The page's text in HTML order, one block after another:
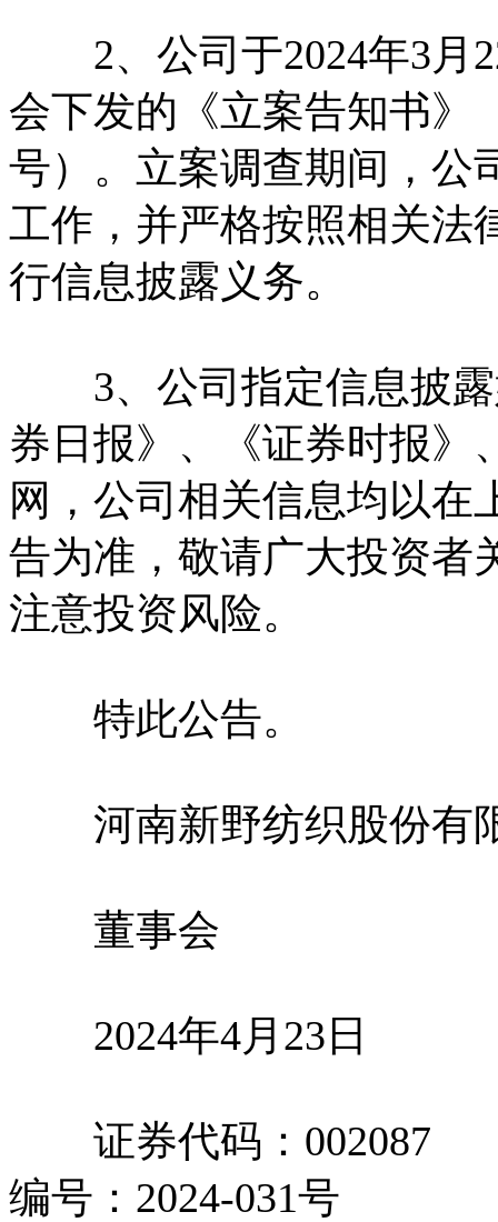
2、公司于2024年3月
会下发的《立案告知书》
号）。立案调查期间，公
工作，并严格按照相关法
行信息披露义务。
3、公司指定信息披露
券日报》、《证券时报》
网，公司相关信息均以在
告为准，敬请广大投资者
注意投资风险。
特此公告。
河南新野纺织股份有
董事会
2024年4月23日
证券代码：002087
编号：2024-031号